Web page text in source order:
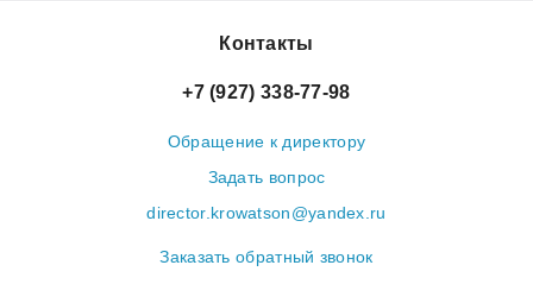
Контакты
+7 (927) 338-77-98
Обращение к директору
Задать вопрос
director.krowatson@yandex.ru
Заказать обратный звонок